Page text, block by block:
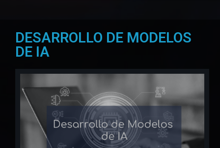
DESARROLLO DE MODELOS
DE IA